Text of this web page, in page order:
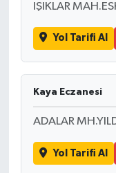
IŞIKLAR
Yol Tarifi Al
Kaya Eczanesi
ADALAR
Yol Tarifi Al